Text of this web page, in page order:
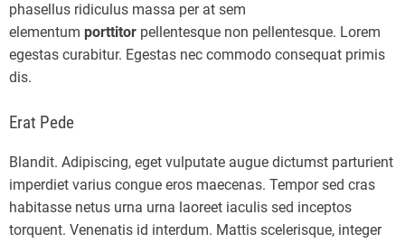
phasellus ridiculus massa per at sem
elementum porttitor pellentesque non pellentesque. Lorem
egestas curabitur. Egestas nec commodo consequat primis
dis.
Erat Pede
Blandit. Adipiscing, eget vulputate augue dictumst parturient
imperdiet varius congue eros maecenas. Tempor sed cras
habitasse netus urna urna laoreet iaculis sed inceptos
torquent. Venenatis id interdum. Mattis scelerisque, integer